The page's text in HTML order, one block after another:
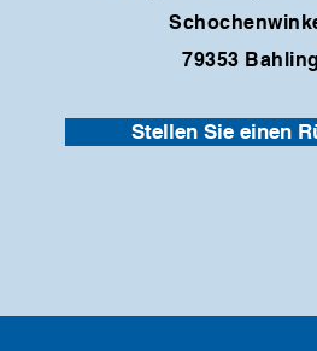
79353
Stellen Sie einen